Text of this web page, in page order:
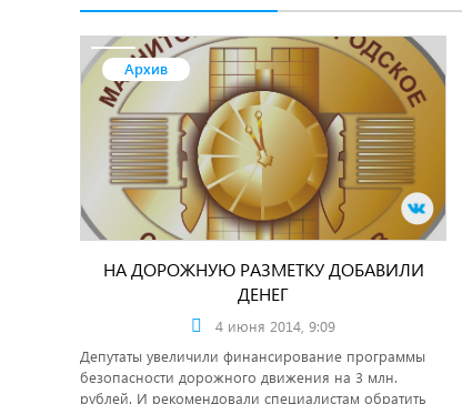
Архив
НА ДОРОЖНУЮ РАЗМЕТКУ ДОБАВИЛИ
ДЕНЕГ
4 июня 2014, 9:09
Депутаты увеличили финансирование программы
безопасности дорожного движения на 3 млн.
рублей. И рекомендовали специалистам обратить